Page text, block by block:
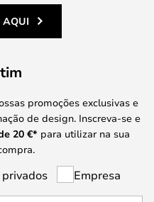
AQUI
promoções exclusivas e
de design. Inscreva-se e
20 €* para utilizar na sua
Empresa